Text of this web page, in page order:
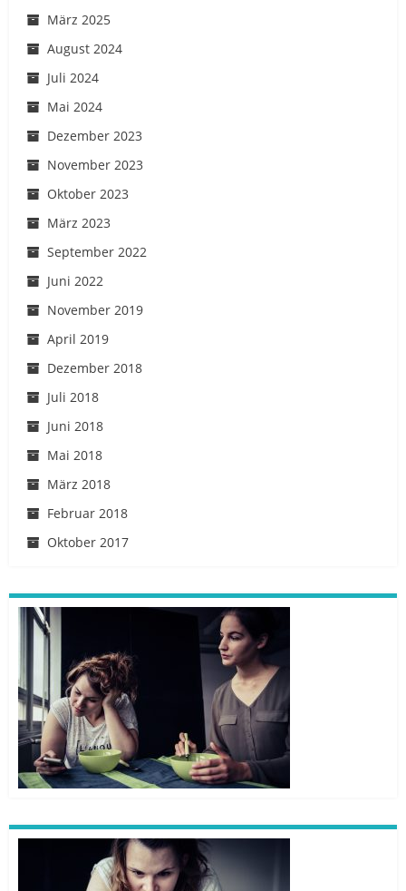
März 2025
August 2024
Juli 2024
Mai 2024
Dezember 2023
November 2023
Oktober 2023
März 2023
September 2022
Juni 2022
November 2019
April 2019
Dezember 2018
Juli 2018
Juni 2018
Mai 2018
März 2018
Februar 2018
Oktober 2017